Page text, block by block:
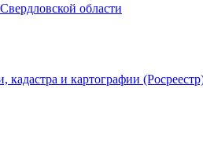
области
кадастра и картографии